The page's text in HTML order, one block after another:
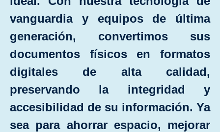
vanguardia y equipos de última
generación, convertimos sus
documentos físicos en formatos
digitales de alta calidad,
preservando la integridad y
accesibilidad de su información. Ya
sea para ahorrar espacio, mejorar